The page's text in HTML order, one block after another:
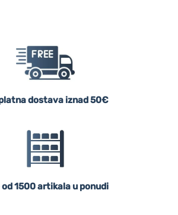
dostava iznad 50€
od 1500 artikala u ponudi